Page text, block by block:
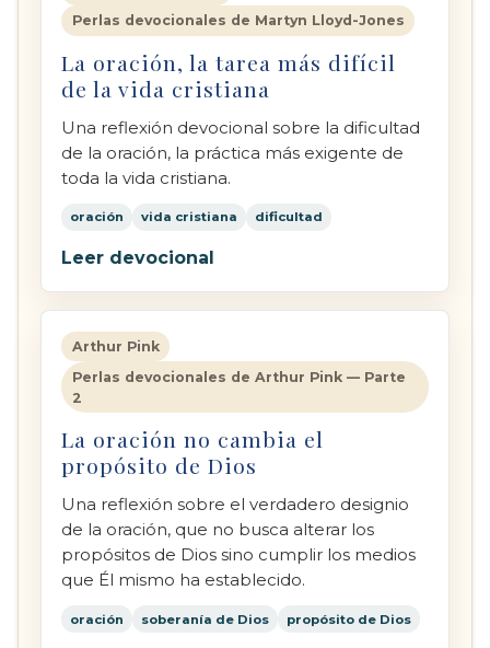
Perlas devocionales de Martyn Lloyd-Jones
La oración, la tarea más difícil
de la vida cristiana
Una reflexión devocional sobre la dificultad
de la oración, la práctica más exigente de
toda la vida cristiana.
oración vida cristiana dificultad
Leer devocional
Arthur Pink
Perlas devocionales de Arthur Pink — Parte
2
La oración no cambia el
propósito de Dios
Una reflexión sobre el verdadero designio
de la oración, que no busca alterar los
propósitos de Dios sino cumplir los medios
que Él mismo ha establecido.
oración soberanía de Dios propósito de Dios